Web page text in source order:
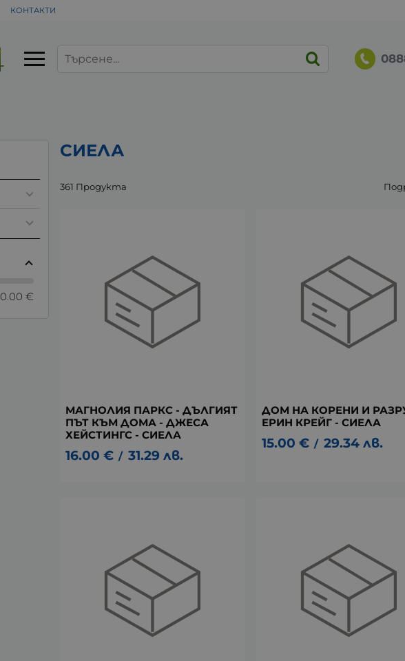
КОНТАКТИ
СИЕЛА
361 Продукта
МАГНОЛИЯ ПАРКС - ДЪЛГИЯТ
ПЪТ КЪМ ДОМА - ДЖЕСА
ХЕЙСТИНГС - СИЕЛА
16.00 € / 31.29 лв.
ДОМ НА КОРЕНИ И
ЕРИН КРЕЙГ - СИЕЛА
15.00 € / 29.34 лв.
0.00 €